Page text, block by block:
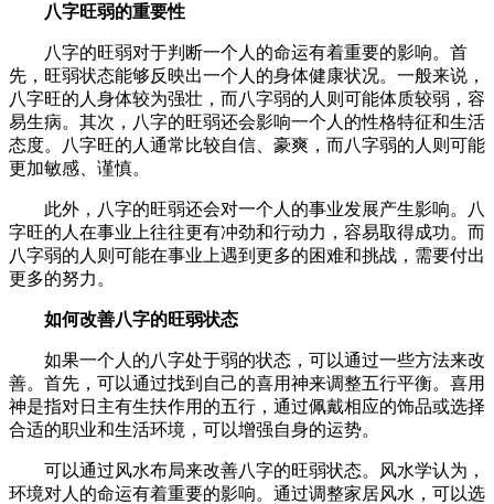
八字旺弱的重要性
八字的旺弱对于判断一个人的命运有着重要的影响。首
先，旺弱状态能够反映出一个人的身体健康状况。一般来说，
八字旺的人身体较为强壮，而八字弱的人则可能体质较弱，容
易生病。其次，八字的旺弱还会影响一个人的性格特征和生活
态度。八字旺的人通常比较自信、豪爽，而八字弱的人则可能
更加敏感、谨慎。
此外，八字的旺弱还会对一个人的事业发展产生影响。八
字旺的人在事业上往往更有冲劲和行动力，容易取得成功。而
八字弱的人则可能在事业上遇到更多的困难和挑战，需要付出
更多的努力。
如何改善八字的旺弱状态
如果一个人的八字处于弱的状态，可以通过一些方法来改
善。首先，可以通过找到自己的喜用神来调整五行平衡。喜用
神是指对日主有生扶作用的五行，通过佩戴相应的饰品或选择
合适的职业和生活环境，可以增强自身的运势。
可以通过风水布局来改善八字的旺弱状态。风水学认为，
环境对人的命运有着重要的影响。通过调整家居风水，可以选